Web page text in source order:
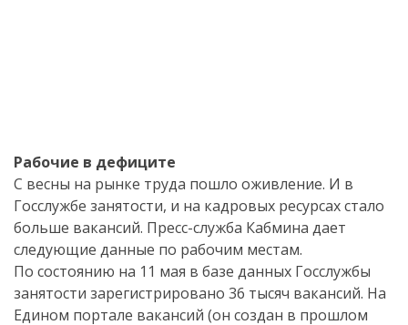
Рабочие в дефиците
С весны на рынке труда пошло оживление. И в
Госслужбе занятости, и на кадровых ресурсах стало
больше вакансий. Пресс-служба Кабмина дает
следующие данные по рабочим местам.
По состоянию на 11 мая в базе данных Госслужбы
занятости зарегистрировано 36 тысяч вакансий. На
Едином портале вакансий (он создан в прошлом